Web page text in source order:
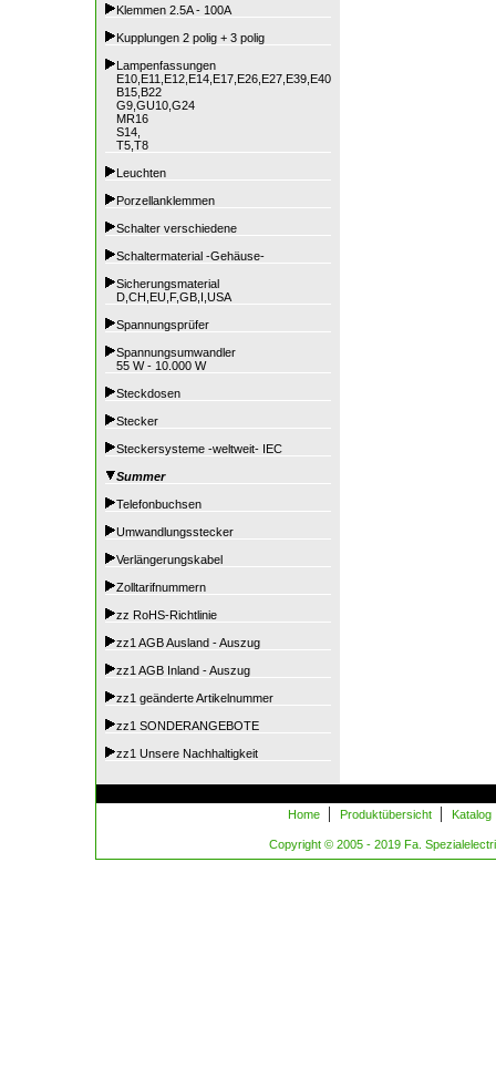
Klemmen 2.5A - 100A
Kupplungen 2 polig + 3 polig
Lampenfassungen
E10,E11,E12,E14,E17,E26,E27,E39,E40
B15,B22
G9,GU10,G24
MR16
S14,
T5,T8
Leuchten
Porzellanklemmen
Schalter verschiedene
Schaltermaterial -Gehäuse-
Sicherungsmaterial
D,CH,EU,F,GB,I,USA
Spannungsprüfer
Spannungsumwandler
55 W - 10.000 W
Steckdosen
Stecker
Steckersysteme -weltweit- IEC
Summer
Telefonbuchsen
Umwandlungsstecker
Verlängerungskabel
Zolltarifnummern
zz RoHS-Richtlinie
zz1 AGB Ausland - Auszug
zz1 AGB Inland - Auszug
zz1 geänderte Artikelnummer
zz1 SONDERANGEBOTE
zz1 Unsere Nachhaltigkeit
Home | Produktübersicht | Katalog
Copyright © 2005 - 2019 Fa.